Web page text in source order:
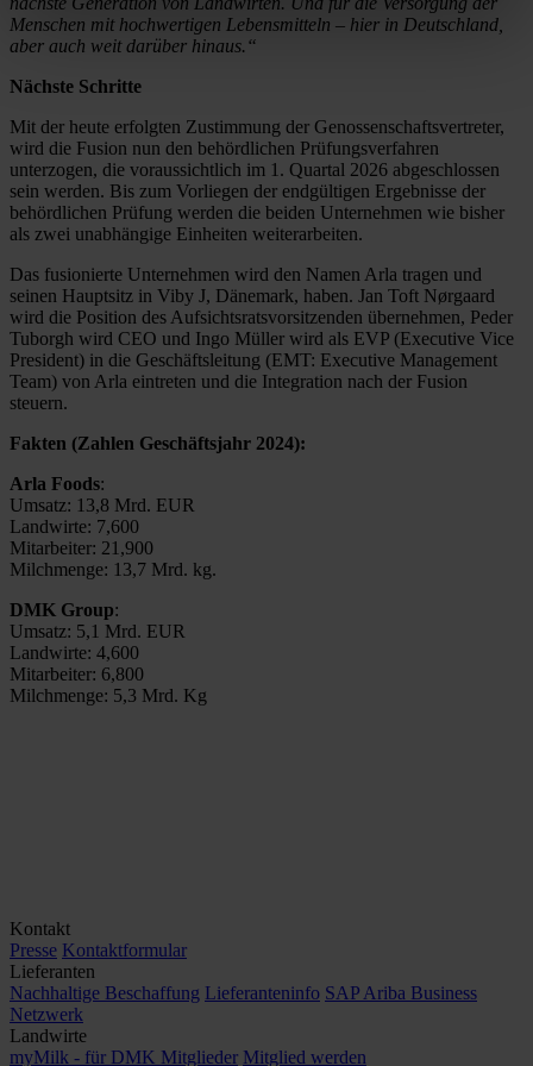
Menschen mit hochwertigen Lebensmitteln – hier in Deutschland,
aber auch weit darüber hinaus.“
Nächste Schritte
Mit der heute erfolgten Zustimmung der Genossenschaftsvertreter,
wird die Fusion nun den behördlichen Prüfungsverfahren
unterzogen, die voraussichtlich im 1. Quartal 2026 abgeschlossen
sein werden. Bis zum Vorliegen der endgültigen Ergebnisse der
behördlichen Prüfung werden die beiden Unternehmen wie bisher
als zwei unabhängige Einheiten weiterarbeiten.
Das fusionierte Unternehmen wird den Namen Arla tragen und
seinen Hauptsitz in Viby J, Dänemark, haben. Jan Toft Nørgaard
wird die Position des Aufsichtsratsvorsitzenden übernehmen, Peder
Tuborgh wird CEO und Ingo Müller wird als EVP (Executive Vice
President) in die Geschäftsleitung (EMT: Executive Management
Team) von Arla eintreten und die Integration nach der Fusion
steuern.
Fakten (Zahlen Geschäftsjahr 2024):
Arla Foods:
Umsatz: 13,8 Mrd. EUR
Landwirte: 7,600
Mitarbeiter: 21,900
Milchmenge: 13,7 Mrd. kg.
DMK Group:
Umsatz: 5,1 Mrd. EUR
Landwirte: 4,600
Mitarbeiter: 6,800
Milchmenge: 5,3 Mrd. Kg
Kontakt
Presse Kontaktformular
Lieferanten
Nachhaltige Beschaffung Lieferanteninfo SAP Ariba Business
Netzwerk
Landwirte
myMilk - für DMK Mitglieder Mitglied werden